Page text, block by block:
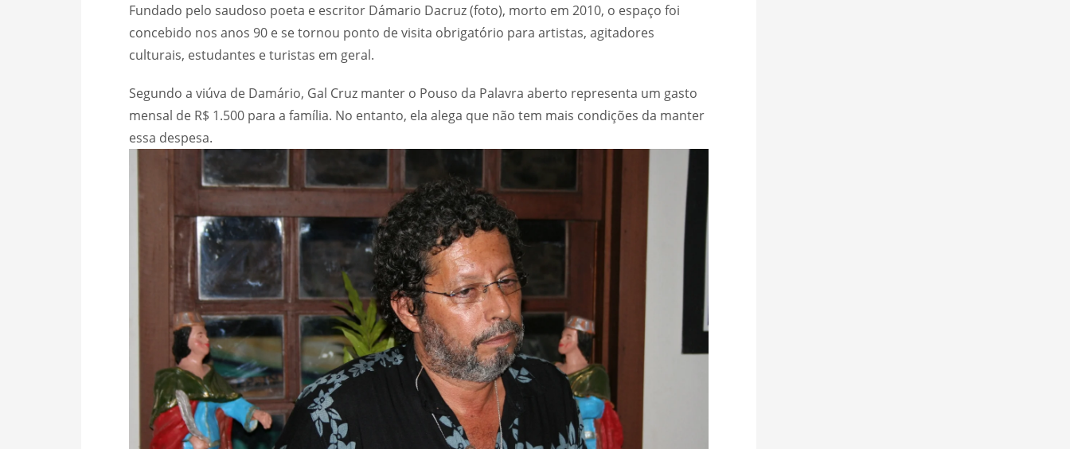
Fundado pelo saudoso poeta e escritor Dámario Dacruz (foto), morto em 2010, o espaço foi
concebido nos anos 90 e se tornou ponto de visita obrigatório para artistas, agitadores
culturais, estudantes e turistas em geral.
Segundo a viúva de Damário, Gal Cruz manter o Pouso da Palavra aberto representa um gasto
mensal de R$ 1.500 para a família. No entanto, ela alega que não tem mais condições da manter
essa despesa.